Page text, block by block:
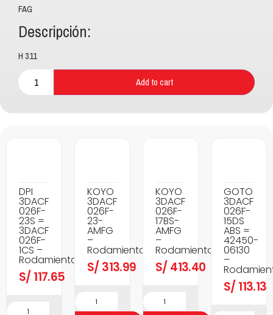
FAG
Descripción:
H 311
Add to cart
DPI
3DACF
026F-
23S =
3DACF
026F-
1CS –
Rodamientos
S/ 117.65
KOYO
3DACF
026F-
23-
AMFG
–
Rodamientos
S/ 313.99
KOYO
3DACF
026F-
17BS-
AMFG
–
Rodamientos
S/ 413.40
GOTO
3DACF
026F-
15DS
ABS =
42450-
06130
–
S/ 113.13